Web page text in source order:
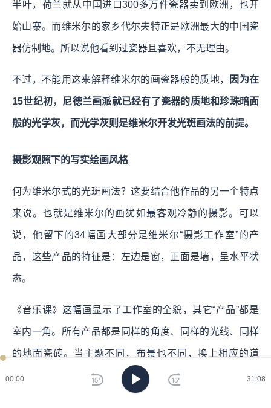
00:00 31:08
半叶，荷兰就从中国进口300多万件瓷器卖到欧洲，也开
始山寨。而维米尔的家乡代尔夫特正是欧洲最大的中国瓷
器仿制地。所以说他看到过瓷器且喜欢，不无理由。
不过，不能用这来解释维米尔的画瓷器般的质地， 因为在
15世纪初，尼德兰画派就已经有了瓷器的质地和珍珠暗面
般的光学灰，而光学灰则是维米尔开发光斑画法的前提。
摄影观照下的写实绘画风格
何为维米尔式的光斑画法？这要结合他作品的另一个特点
来说。也就是维米尔的画犹如最客观冷静的摄影。可以
说，他留下的34幅画大部分是维米尔“摄影工作室”的产
品，这些产品的特征是：左边是窗，正面是墙，呈水平状
态。
《音乐课》这幅画显示了工作室的全貌，其它“产品”都是
室内一角。所有产品都是同样的角度、同样的光线、同样
的地面瓷砖。当主题不同，布景也不同，换上相应的道
具。永远都是这扇窗（有时改一下窗棂样式），对面还是
这堵墙（墙上的画和镜子移来移去）。